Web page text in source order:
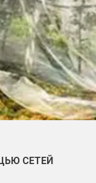
СЕТЕЙ